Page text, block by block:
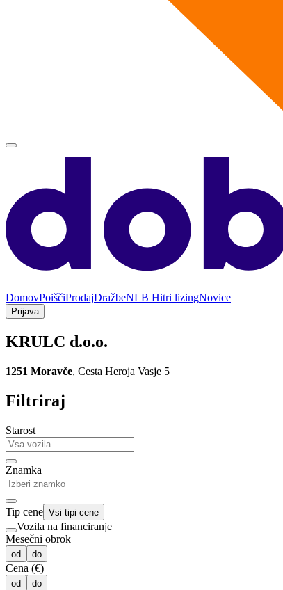
DomovPoiščiProdajDražbeNLB Hitri lizingNovice
Prijava
KRULC d.o.o.
1251 Moravče, Cesta Heroja Vasje 5
Filtriraj
Starost
Znamka
Tip cene Vsi tipi cene
Vozila na financiranje
Mesečni obrok
od do
Cena (€)
od do